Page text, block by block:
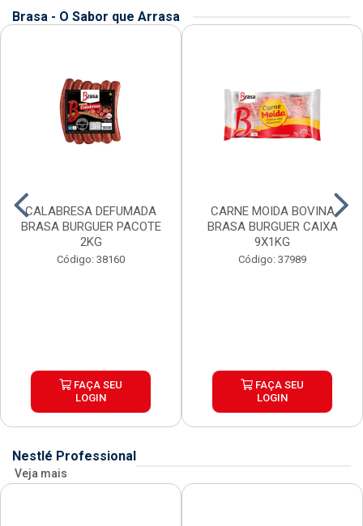
Brasa - O Sabor que Arrasa
CALABRESA DEFUMADA
BRASA BURGUER PACOTE
2KG
Código: 38160
FAÇA SEU
LOGIN
CARNE MOIDA BOVINA
BRASA BURGUER CAIXA
9X1KG
Código: 37989
FAÇA SEU
LOGIN
Nestlé Professional
Veja mais